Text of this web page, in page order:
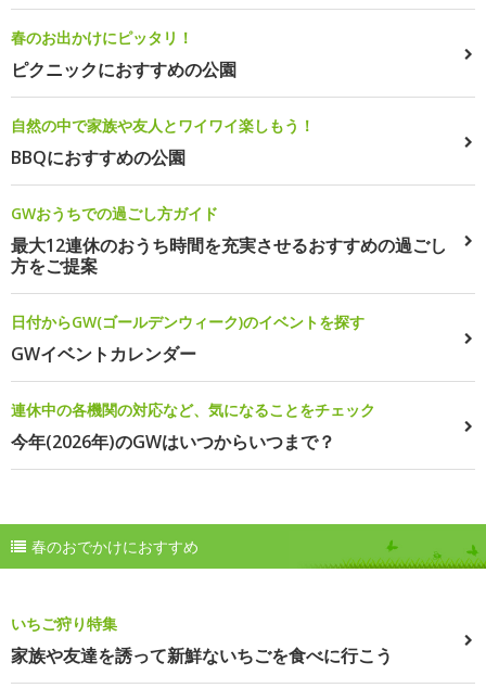
春のお出かけにピッタリ！
ピクニックにおすすめの公園
自然の中で家族や友人とワイワイ楽しもう！
BBQにおすすめの公園
GWおうちでの過ごし方ガイド
最大12連休のおうち時間を充実させるおすすめの過ごし
方をご提案
日付からGW(ゴールデンウィーク)のイベントを探す
GWイベントカレンダー
連休中の各機関の対応など、気になることをチェック
今年(2026年)のGWはいつからいつまで？
春のおでかけにおすすめ
いちご狩り特集
家族や友達を誘って新鮮ないちごを食べに行こう